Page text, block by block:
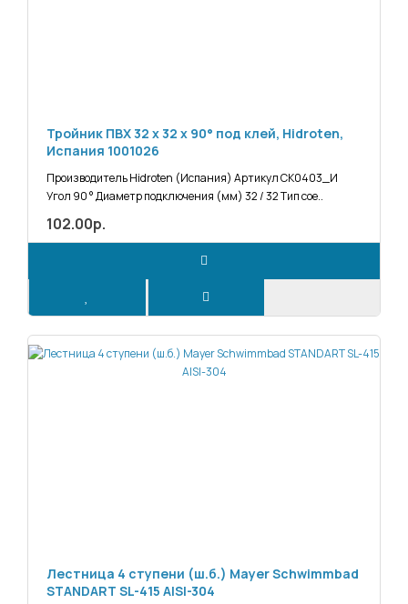
Тройник ПВХ 32 х 32 х 90° под клей, Hidroten,
Испания 1001026
Производитель Hidroten (Испания) Артикул СК0403_И
Угол 90 ° Диаметр подключения (мм) 32 / 32 Тип сое..
102.00р.
Лестница 4 ступени (ш.б.) Mayer Schwimmbad
STANDART SL-415 AISI-304